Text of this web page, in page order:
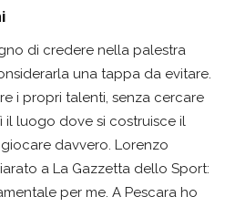
di credere nella palestra
una tappa da evitare.
i propri talenti, senza cercare
il luogo dove si costruisce il
davvero. Lorenzo
a La Gazzetta dello Sport:
per me. A Pescara ho